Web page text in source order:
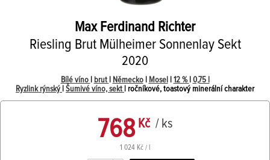
Max Ferdinand Richter
Riesling Brut Mülheimer Sonnenlay Sekt
2020
Bílé víno brut Německo| Mosel 12 % 0,75 l
Ryzlink rýnský Šumivé víno, sekt | ročníkové, toastový minerální charakter
768Kč / ks
1 024 Kč / l